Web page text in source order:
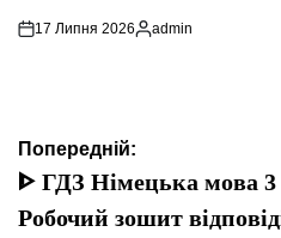
17 Липня 2026
Опубліковано
admin
Навігація
записів
Попередній:
ᐈ ГДЗ Німецька мова
Робочий зошит